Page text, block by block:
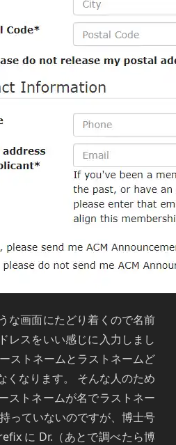
な画面にたどり着くので名前
レスをいい感じに入力しまし
ストネームとラストネームど
くなります。 そんな人のため
ストネームが名でラストネー
っていないのですが、博士号
に Dr.（あとで調べたら博